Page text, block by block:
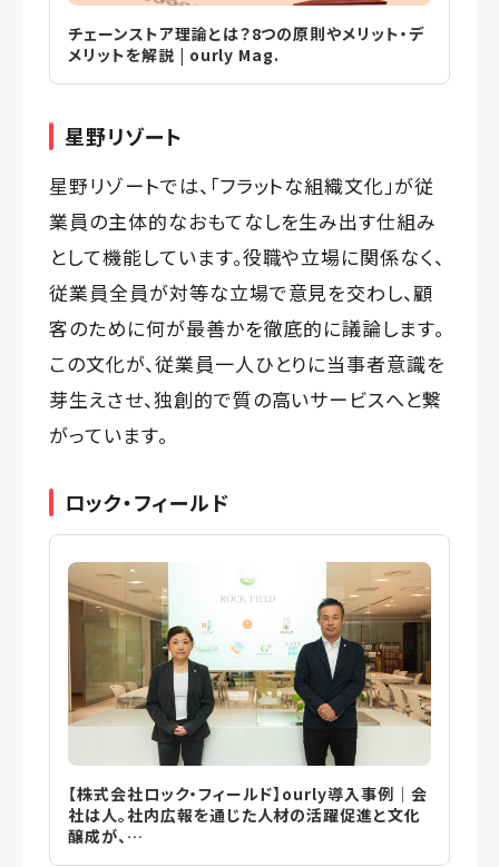
チェーンストア理論とは？8つの原則やメリット・デ
メリットを解説 | ourly Mag.
星野リゾート
星野リゾートでは、「フラットな組織文化」が従
業員の主体的なおもてなしを生み出す仕組み
として機能しています。役職や立場に関係なく、
従業員全員が対等な立場で意見を交わし、顧
客のために何が最善かを徹底的に議論します。
この文化が、従業員一人ひとりに当事者意識を
芽生えさせ、独創的で質の高いサービスへと繋
がっています。
ロック・フィールド
【株式会社ロック・フィールド】ourly導入事例｜会
社は人。社内広報を通じた人材の活躍促進と文化
醸成が、…